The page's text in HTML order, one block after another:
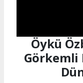
Öykü
Görkemli